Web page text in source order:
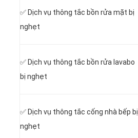
✅ Dịch vụ thông tắc bồn rửa mặt bị
nghẹt
✅ Dịch vụ thông tắc bồn rửa lavabo
bị nghẹt
✅ Dịch vụ thông tắc cống nhà bếp bị
nghẹt